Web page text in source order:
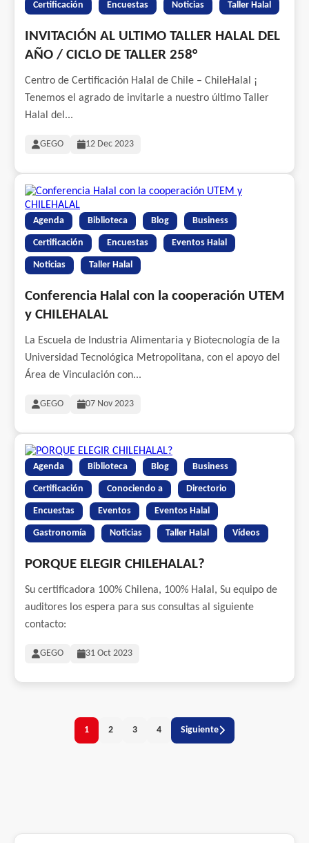
Certificación Encuestas Noticias Taller Halal
INVITACIÓN AL ULTIMO TALLER HALAL DEL
AÑO / CICLO DE TALLER 258°
Centro de Certificación Halal de Chile – ChileHalal ¡
Tenemos el agrado de invitarle a nuestro último Taller
Halal del...
GEGO 12 Dec 2023
Agenda Biblioteca Blog Business
Certificación Encuestas Eventos Halal
Noticias Taller Halal
Conferencia Halal con la cooperación UTEM
y CHILEHALAL
La Escuela de Industria Alimentaria y Biotecnología de la
Universidad Tecnológica Metropolitana, con el apoyo del
Área de Vinculación con...
GEGO 07 Nov 2023
Agenda Biblioteca Blog Business
Certificación Conociendo a Directorio
Encuestas Eventos Eventos Halal
Gastronomía Noticias Taller Halal Vídeos
PORQUE ELEGIR CHILEHALAL?
Su certificadora 100% Chilena, 100% Halal, Su equipo de
auditores los espera para sus consultas al siguiente
contacto:
GEGO 31 Oct 2023
1 2 3 4 Siguiente